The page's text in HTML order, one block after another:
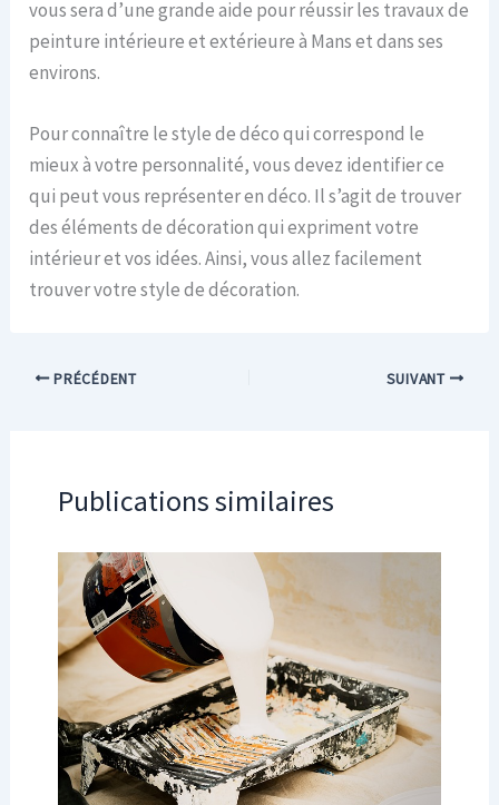
vous sera d’une grande aide pour réussir les travaux de
peinture intérieure et extérieure à Mans et dans ses
environs.
Pour connaître le style de déco qui correspond le
mieux à votre personnalité, vous devez identifier ce
qui peut vous représenter en déco. Il s’agit de trouver
des éléments de décoration qui expriment votre
intérieur et vos idées. Ainsi, vous allez facilement
trouver votre style de décoration.
PRÉCÉDENT SUIVANT
Publications similaires